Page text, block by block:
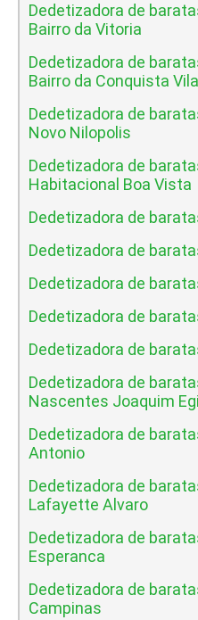
Dedetizadora de
Bairro da Vitoria
Dedetizadora de
Bairro da Conquista
Dedetizadora de
Novo Nilopolis
Dedetizadora de
Habitacional Boa Vista
Dedetizadora de
Dedetizadora de
Dedetizadora de
Dedetizadora de
Dedetizadora de
Dedetizadora de
Nascentes Joaquim
Dedetizadora de
Antonio
Dedetizadora de
Lafayette Alvaro
Dedetizadora de
Esperanca
Dedetizadora de
Campinas